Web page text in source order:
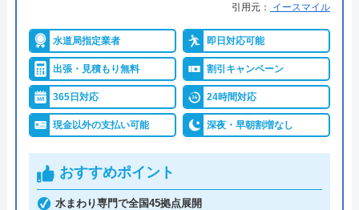
引用元： イースマイル
水道局指定業者 即日対応可能
出張・見積もり無料 割引キャンペーン
365日対応 24時間対応
現金以外の支払い可能 深夜・早朝割増なし
おすすめポイント
水まわり専門で全国45拠点展開